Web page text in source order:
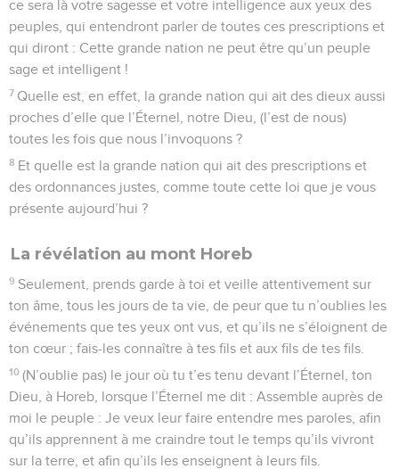
ce sera là votre sagesse et votre intelligence aux yeux des
peuples, qui entendront parler de toutes ces prescriptions et
qui diront : Cette grande nation ne peut être qu’un peuple
sage et intelligent !
7 Quelle est, en effet, la grande nation qui ait des dieux aussi
proches d’elle que l’Éternel, notre Dieu, (l’est de nous)
toutes les fois que nous l’invoquons ?
8 Et quelle est la grande nation qui ait des prescriptions et
des ordonnances justes, comme toute cette loi que je vous
présente aujourd’hui ?
La révélation au mont Horeb
9 Seulement, prends garde à toi et veille attentivement sur
ton âme, tous les jours de ta vie, de peur que tu n’oublies les
événements que tes yeux ont vus, et qu’ils ne s’éloignent de
ton cœur ; fais-les connaître à tes fils et aux fils de tes fils.
10 (N’oublie pas) le jour où tu t’es tenu devant l’Éternel, ton
Dieu, à Horeb, lorsque l’Éternel me dit : Assemble auprès de
moi le peuple : Je veux leur faire entendre mes paroles, afin
qu’ils apprennent à me craindre tout le temps qu’ils vivront
sur la terre, et afin qu’ils les enseignent à leurs fils.